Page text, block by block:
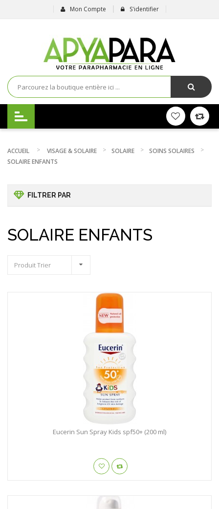
S'identifier
Mon Compte
ACCUEIL VISAGE & SOLAIRE SOLAIRE
SOINS SOLAIRES
SOLAIRE ENFANTS
FILTRER PAR
SOLAIRE ENFANTS
Produit Trier
Eucerin Sun Spray Kids spf50+ (200 ml)